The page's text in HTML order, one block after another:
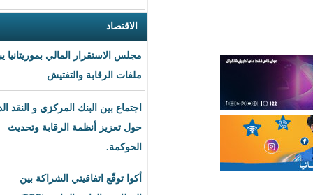
مجلس الاستقرار المالي بموريتانيا يبحث
ملفات الرقابة والتفتيش
اجتماع بين البنك المركزي و النقد الدولي
حول تعزيز أنظمة الرقابة وتحديث
أكوا توقّع اتفاقيتي الشراكة بين